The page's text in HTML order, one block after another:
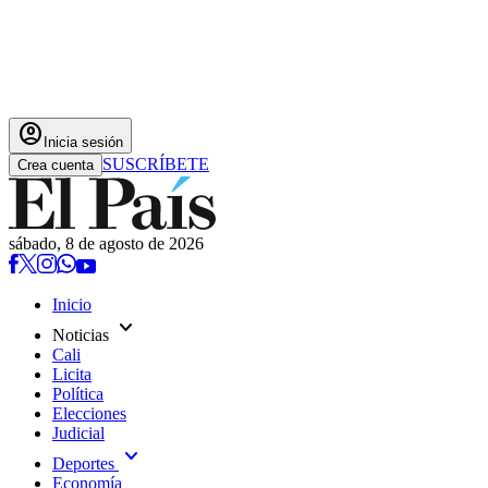
account_circle Inicia sesión
Crea cuenta SUSCRÍBETE
sábado, 8 de agosto de 2026
Inicio
Noticias expand_more
Cali
Licita
Política
Elecciones
Judicial
Deportes expand_more
Economía